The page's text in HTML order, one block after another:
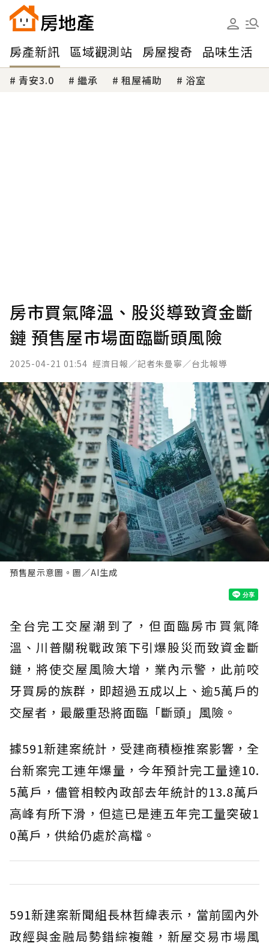
房產新訊 區域觀測站 房屋搜奇 品味生活
青安3.0 繼承 租屋補助 浴室
房市買氣降溫、股災導致資金斷
鏈 預售屋市場面臨斷頭風險
2025-04-21 01:54 經濟日報／記者朱曼寧／台北報導
預售屋示意圖。圖／AI生成
全台完工交屋潮到了，但面臨房市買氣降
溫、川普關稅戰政策下引爆股災而致資金斷
鏈，將使交屋風險大增，業內示警，此前咬
牙買房的族群，即超過五成以上、逾5萬戶的
交屋者，最嚴重恐將面臨「斷頭」風險。
據591新建案統計，受建商積極推案影響，全
台新案完工連年爆量，今年預計完工量達10.
5萬戶，儘管相較內政部去年統計的13.8萬戶
高峰有所下滑，但這已是連五年完工量突破1
0萬戶，供給仍處於高檔。
591新建案新聞組長林哲緯表示，當前國內外
政經與金融局勢錯綜複雜，新屋交易市場風